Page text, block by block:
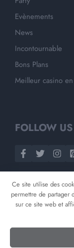
Evènements
News
Incontournable
Bons Plans
Meilleur casino
FOLLOW US
©2026
Ce site utilise des
permettre de partager
sur ce site web et